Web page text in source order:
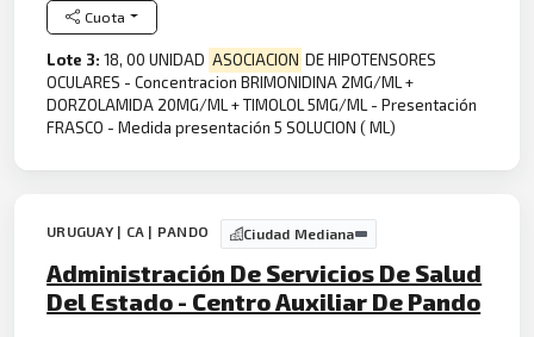
Cuota
Lote 3:18, 00 UNIDAD ASOCIACION DE HIPOTENSORES
OCULARES - Concentracion BRIMONIDINA 2MG/ML +
DORZOLAMIDA 20MG/ML + TIMOLOL 5MG/ML - Presentación
FRASCO - Medida presentación 5 SOLUCION ( ML)
URUGUAY | CA | PANDO Ciudad Mediana
Administración De Servicios De Salud
Del Estado - Centro Auxiliar De Pando